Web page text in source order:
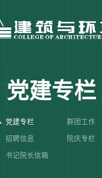
党建专栏
党建专栏 群团工作
招聘信息 院庆专栏
书记院长信箱